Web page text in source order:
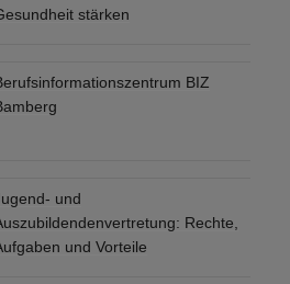
stärken
BIZ
und
Rechte,
und Vorteile